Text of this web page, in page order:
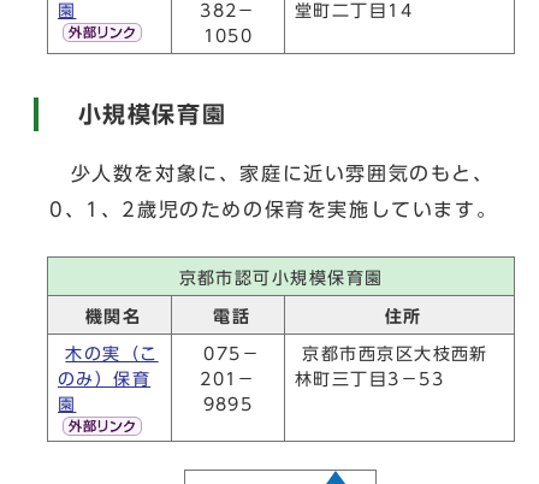
園
382－
1050
堂町二丁目14
小規模保育園
少人数を対象に、家庭に近い雰囲気のもと、
0、1、2歳児のための保育を実施しています。
京都市認可小規模保育園
機関名 電話 住所
木の実（こ
のみ）保育
園
075－
201－
9895
京都市西京区大枝西新
林町三丁目3－53